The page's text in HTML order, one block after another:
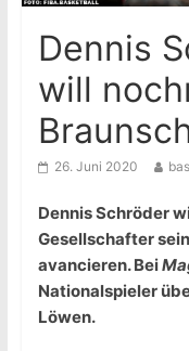
Dennis
will
26. Juni 2020
Dennis Schröder
Gesellschafter
avancieren. Bei
Nationalspieler
Löwen.